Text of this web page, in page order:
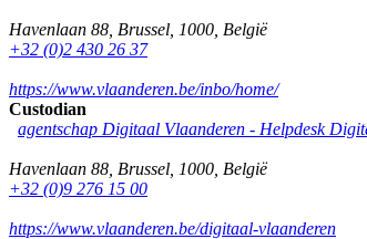
Havenlaan 88 Brussel 1000 België
+32 (0)2 430 26 37
https://www.vlaanderen.be/inbo/home/
Custodian
agentschap Digitaal Vlaanderen - Helpdesk
Havenlaan 88 Brussel 1000 België
+32 (0)9 276 15 00
https://www.vlaanderen.be/digitaal-vlaanderen